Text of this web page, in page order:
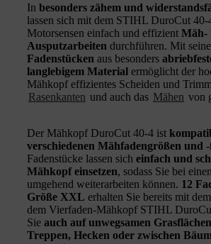
In besonders zähem und
lassen sich mit dem STIHL DuroCut
Motorsensen einfach und effizient Mäh-
Ausputzarbeiten durchführen. Mit
Fadenstücken aus besonders
langlebigem Material ermöglicht der
Mähkopf effizientes Scheiden und
Rasenkanten und auch das Mähen von
Der Mähkopf DuroCut 40-4 ist
verschiedenen Mähfadengrößen und
Fadenstücke lassen sich einfach und
Mähkopf einsetzen, sodass Sie bei
umgehend weiterarbeiten können. 12
Größe XXL erhalten Sie bereits mit
dem Vierfaden-Mähkopf STIHL
Sie auch auf unwegsamen
Treppen, Hecken oder zwischen